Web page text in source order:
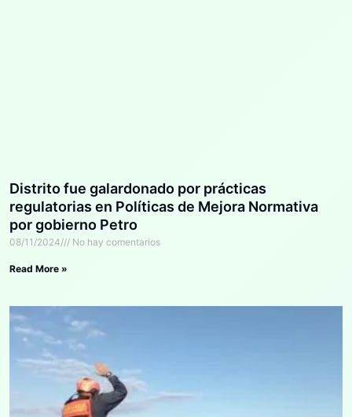
Distrito fue galardonado por prácticas
regulatorias en Políticas de Mejora Normativa
por gobierno Petro
08/11/2024 No hay comentarios
Read More »